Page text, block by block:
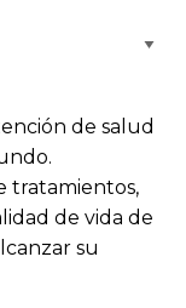
de salud
tratamientos,
de vida de
su